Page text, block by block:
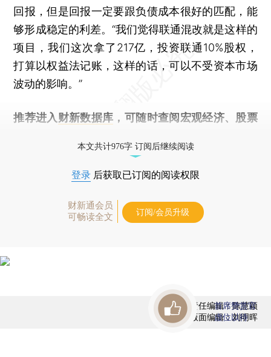
回报，但是回报一定要跟负债成本很好的匹配，能
够形成稳定的利差。“我们觉得联通混改就是这样的
项目，我们这次拿了217亿，投资联通10%股权，
打算以权益法记账，这样的话，可以不受资本市场
波动的影响。”
推荐进入 财新数据库 ，可随时查阅宏观经济、股票
本文共计976字 订阅后继续阅读
登录 后获取已订阅的阅读权限
财新通会员
可畅读全文
订阅/会员升级
责任编辑：陈慧颖
版面编辑：刘明晖
首席赞赏官
虚位以待